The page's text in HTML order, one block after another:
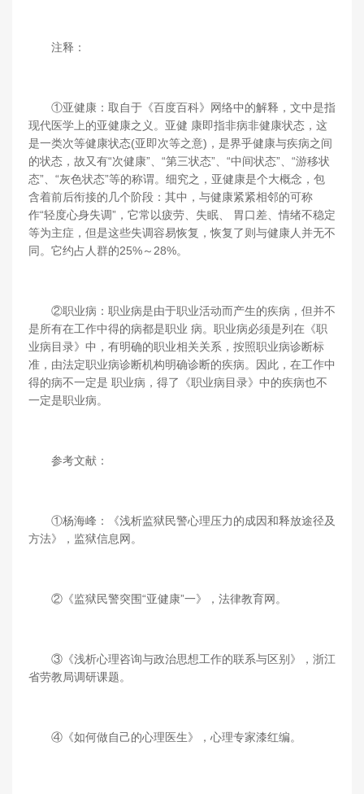
注释：
①亚健康：取自于《百度百科》网络中的解释，文中是指
现代医学上的亚健康之义。亚健 康即指非病非健康状态，这
是一类次等健康状态(亚即次等之意)，是界乎健康与疾病之间
的状态，故又有“次健康”、“第三状态”、“中间状态”、“游移状
态”、“灰色状态”等的称谓。细究之，亚健康是个大概念，包
含着前后衔接的几个阶段：其中，与健康紧紧相邻的可称
作“轻度心身失调”，它常以疲劳、失眠、 胃口差、情绪不稳定
等为主症，但是这些失调容易恢复，恢复了则与健康人并无不
同。它约占人群的25%～28%。
②职业病：职业病是由于职业活动而产生的疾病，但并不
是所有在工作中得的病都是职业 病。职业病必须是列在《职
业病目录》中，有明确的职业相关关系，按照职业病诊断标
准，由法定职业病诊断机构明确诊断的疾病。因此，在工作中
得的病不一定是 职业病，得了《职业病目录》中的疾病也不
一定是职业病。
参考文献：
①杨海峰：《浅析监狱民警心理压力的成因和释放途径及
方法》，监狱信息网。
②《监狱民警突围“亚健康”一》，法律教育网。
③《浅析心理咨询与政治思想工作的联系与区别》，浙江
省劳教局调研课题。
④《如何做自己的心理医生》，心理专家漆红编。